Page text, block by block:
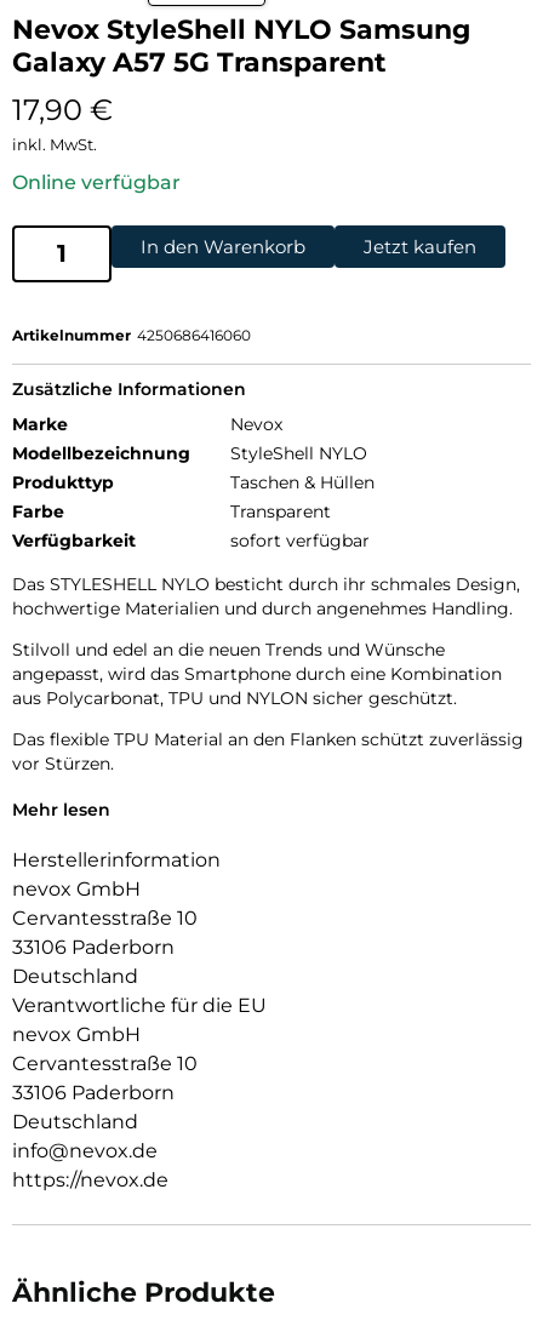
Nevox StyleShell NYLO Samsung
Galaxy A57 5G Transparent
17,90 €
inkl. MwSt.
Online verfügbar
In den Warenkorb Jetzt kaufen
Artikelnummer 4250686416060
Zusätzliche Informationen
Marke
Nevox
Modellbezeichnung
StyleShell NYLO
Produkttyp
Taschen & Hüllen
Farbe
Transparent
Verfügbarkeit
sofort verfügbar
Das STYLESHELL NYLO besticht durch ihr schmales Design,
hochwertige Materialien und durch angenehmes Handling.
Stilvoll und edel an die neuen Trends und Wünsche
angepasst, wird das Smartphone durch eine Kombination
aus Polycarbonat, TPU und NYLON sicher geschützt.
Das flexible TPU Material an den Flanken schützt zuverlässig
vor Stürzen.
Das Display ist durch die seitlichen Flanken geschützt.
geschützt.
Die Anschlüsse, Knöpfe und Kamera bleiben voll zugänglich.
Hochwertiges Schmutzabweisendes Material und langlebige
Zusammensetzung der Materialien.
Mehr lesen
Herstellerinformation
nevox GmbH
Cervantesstraße 10
33106 Paderborn
Deutschland
Verantwortliche für die EU
nevox GmbH
Cervantesstraße 10
33106 Paderborn
Deutschland
info@nevox.de
https://nevox.de
Ähnliche Produkte